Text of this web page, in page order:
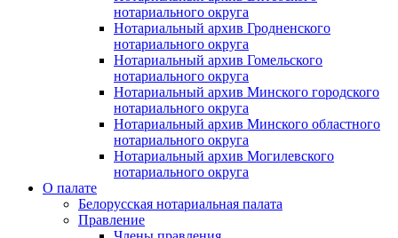
нотариального округа
Нотариальный архив Гродненского
нотариального округа
Нотариальный архив Гомельского
нотариального округа
Нотариальный архив Минского городского
нотариального округа
Нотариальный архив Минского областного
нотариального округа
Нотариальный архив Могилевского
нотариального округа
О палате
Белорусская нотариальная палата
Правление